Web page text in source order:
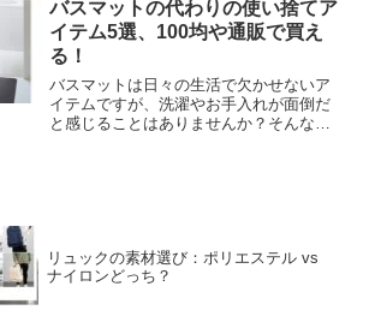
ント、手軽に用意する方法...
バスマットの代わりの使い捨てア
イテム5選、100均や通販で買え
る！
バスマットは日々の生活で欠かせないア
イテムですが、洗濯やお手入れが面倒だ
と感じることはありませんか？そんなと
リュックの素材選び：ポリエステル vs
ナイロンどっち？